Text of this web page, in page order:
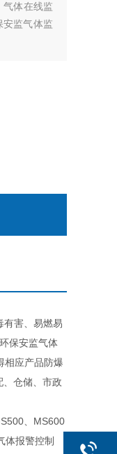
气体在线监
监气体监
害、易燃易
保安监气体
相应产品防爆
仓储、市政
、MS600
体报警控制